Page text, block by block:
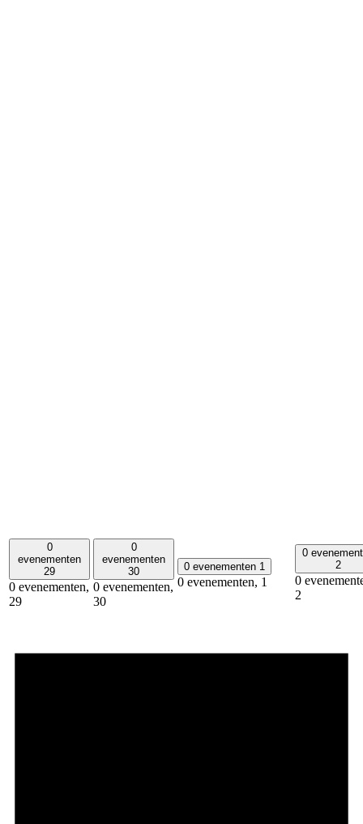
0
evenementen
29
0 evenementen,
29
0
evenementen
30
0 evenementen,
30
0 evenementen 1
0 evenementen, 1
0
2
0
2